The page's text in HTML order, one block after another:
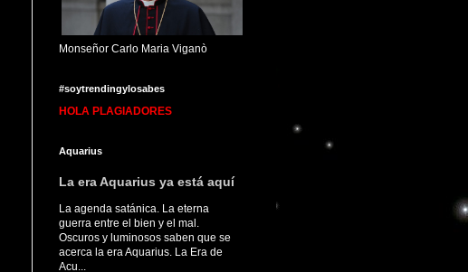
Monseñor Carlo Maria Viganò
#soytrendingylosabes
HOLA PLAGIADORES
Aquarius
La era Aquarius ya está aquí
La agenda satánica. La eterna
guerra entre el bien y el mal.
Oscuros y luminosos saben que se
acerca la era Aquarius. La Era de
Acu...